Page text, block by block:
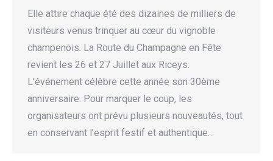
Elle attire chaque été des dizaines de milliers de
visiteurs venus trinquer au cœur du vignoble
champenois. La Route du Champagne en Fête
revient les 26 et 27 Juillet aux Riceys.
L’événement célèbre cette année son 30ème
anniversaire. Pour marquer le coup, les
organisateurs ont prévu plusieurs nouveautés, tout
en conservant l’esprit festif et authentique…